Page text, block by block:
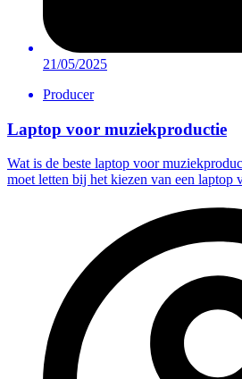
21/05/2025
Producer
Laptop voor muziekproductie
Wat is de beste laptop voor
moet letten bij het kiezen van een laptop